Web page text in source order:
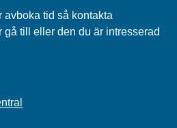
tid så kontakta
gå till eller den du är intresserad